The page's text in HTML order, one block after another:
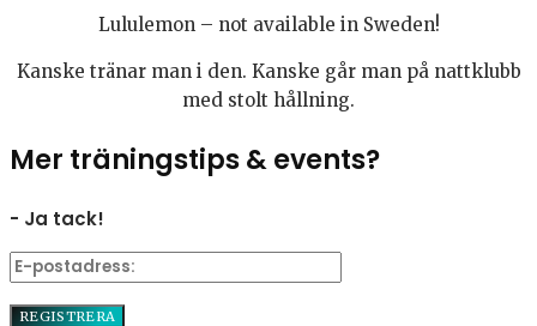
Lululemon – not available in Sweden!
Kanske tränar man i den. Kanske går man på nattklubb
med stolt hållning.
Mer träningstips & events?
- Ja tack!